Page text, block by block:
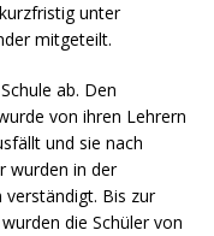
unter
mitgeteilt.
ab. Den
von ihren Lehrern
und sie nach
wurden in der
verständigt. Bis zur
die Schüler von